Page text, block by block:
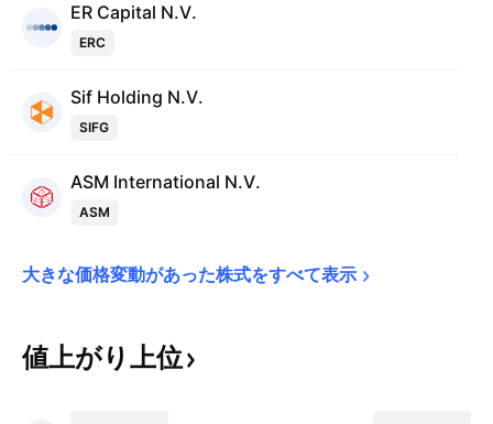
ER Capital N.V.
ERC
Sif Holding N.V.
SIFG
ASM International N.V.
ASM
大きな価格変動があった株式をすべて表示
値上がり上位